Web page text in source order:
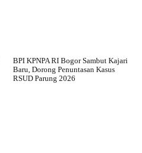
BPI KPNPA RI Bogor Sambut Kajari
Baru, Dorong Penuntasan Kasus
RSUD Parung 2026